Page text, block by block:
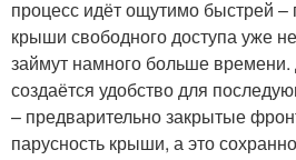
процесс идёт ощутимо быстрей –
крыши свободного доступа уже
займут намного больше времени.
создаётся удобство для
– предварительно закрытые
парусность крыши, а это